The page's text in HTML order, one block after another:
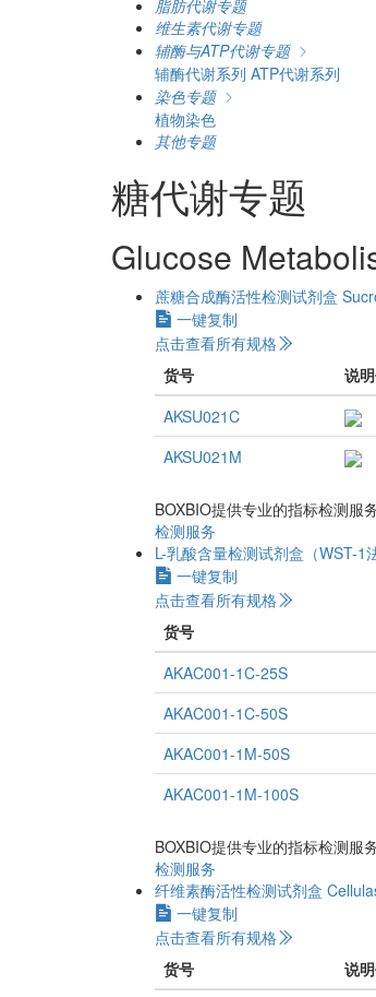
脂肪代谢专题
维生素代谢专题
辅酶与ATP代谢专题
辅酶代谢系列 ATP代谢系列
染色专题
植物染色
其他专题
糖代谢专题
Glucose
蔗糖合成酶活性检测试剂盒
一键复制
点击查看所有规格
货号
说
AKSU021C
AKSU021M
BOXBIO提供专业的指标检测服
检测服务
L-乳酸含量检测试剂盒（WST-1
一键复制
点击查看所有规格
货号
AKAC001-1C-25S
AKAC001-1C-50S
AKAC001-1M-50S
AKAC001-1M-100S
BOXBIO提供专业的指标检测服
检测服务
纤维素酶活性检测试剂盒
一键复制
点击查看所有规格
货号
说